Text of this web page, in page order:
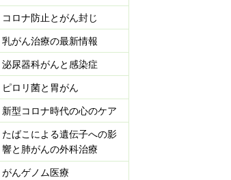
コロナ防止とがん封じ
乳がん治療の最新情報
泌尿器科がんと感染症
ピロリ菌と胃がん
新型コロナ時代の心のケア
たばこによる遺伝子への影
響と肺がんの外科治療
がんゲノム医療